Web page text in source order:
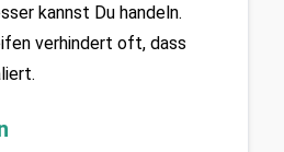
kannst Du handeln.
verhindert oft, dass